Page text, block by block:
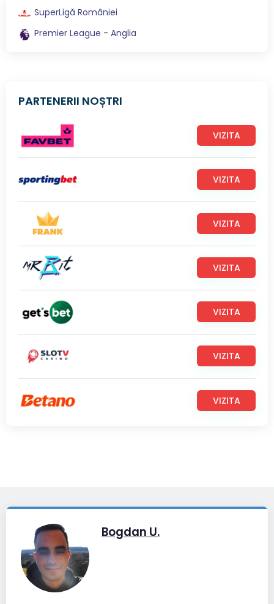
SuperLigă României
Premier League - Anglia
PARTENERII NOȘTRI
VIZITA
VIZITA
VIZITA
VIZITA
VIZITA
VIZITA
VIZITA
Bogdan U.